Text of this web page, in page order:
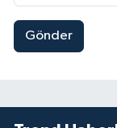
Gönder